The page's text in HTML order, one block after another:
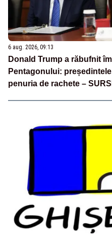
6 aug. 2026, 09:13
Donald Trump a răbufnit
Pentagonului:
penuria de rachete –